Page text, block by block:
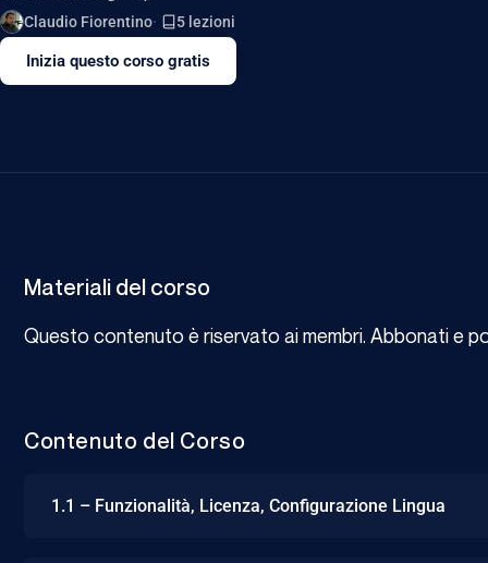
Claudio Fiorentino 5 lezioni
Inizia questo corso gratis
Materiali del corso
Questo contenuto è riservato ai membri. Abbonati e
Contenuto del Corso
1.1 – Funzionalità, Licenza, Configurazione Lingua